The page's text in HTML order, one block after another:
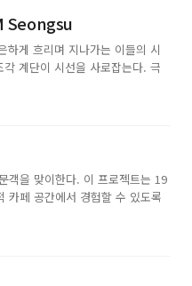
Seongsu
하게 흐리며 지나가는 이들의 시
계단이 시선을 사로잡는다. 극
객을 맞이한다. 이 프로젝트는 19
카페 공간에서 경험할 수 있도록